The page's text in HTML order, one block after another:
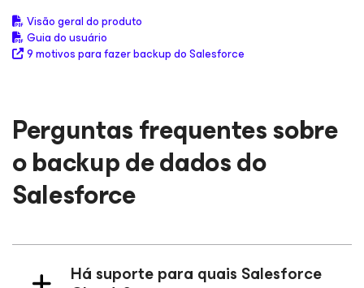
Visão geral do produto
Guia do usuário
9 motivos para fazer backup do Salesforce
Perguntas frequentes sobre
o backup de dados do
Salesforce
Há suporte para quais Salesforce